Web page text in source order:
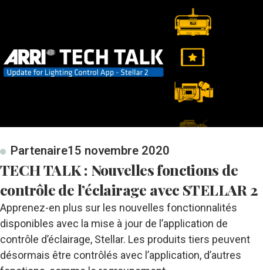
Partenaire15 novembre 2020
TECH TALK : Nouvelles fonctions de
contrôle de l’éclairage avec STELLAR 2
Apprenez-en plus sur les nouvelles fonctionnalités
disponibles avec la mise à jour de l’application de
contrôle d’éclairage, Stellar. Les produits tiers peuvent
désormais être contrôlés avec l’application, d’autres